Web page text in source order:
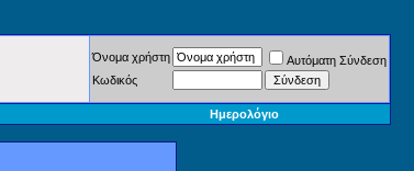
Όνομα χρήστη
Αυτόματη Σύνδεση
Κωδικός
Ημερολόγιο